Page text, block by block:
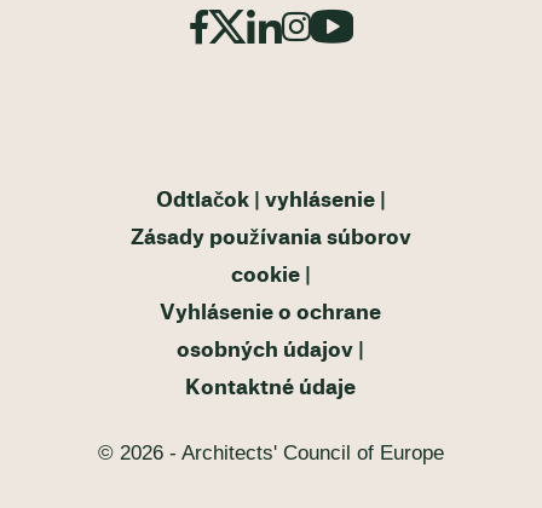
Odtlačok
vyhlásenie
Zásady používania súborov
cookie
Vyhlásenie o ochrane
osobných údajov
Kontaktné údaje
© 2026 - Architects' Council of Europe